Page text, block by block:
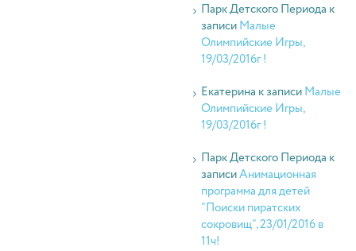
Парк Детского Периода к
записиМалые
Олимпийские Игры,
19/03/2016г !
Екатерина к записиМалые
Олимпийские Игры,
19/03/2016г !
Парк Детского Периода к
записиАнимационная
программа для детей
“Поиски пиратских
сокровищ”, 23/01/2016 в
11ч!